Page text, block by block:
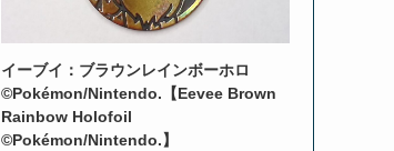
イーブイ：ブラウンレインボーホロ
©Pokémon/Nintendo.【Eevee Brown
Rainbow Holofoil
©Pokémon/Nintendo.】